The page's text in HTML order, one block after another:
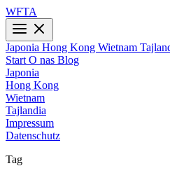
WFTA
Japonia Hong Kong Wietnam
Start O nas Blog
Japonia
Hong Kong
Wietnam
Tajlandia
Impressum
Datenschutz
Tag